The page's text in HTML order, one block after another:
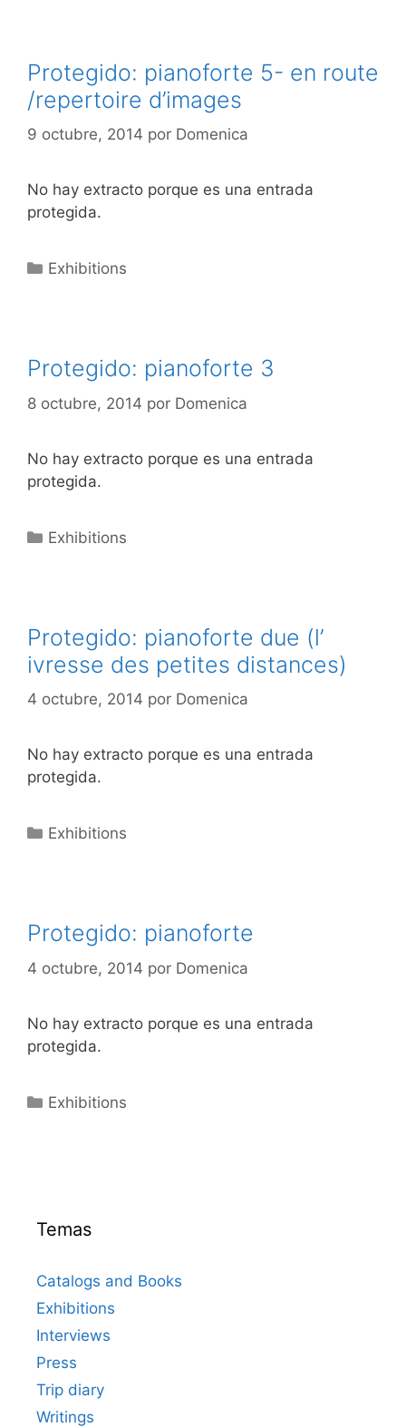
Protegido: pianoforte 5- en route
/repertoire d’images
9 octubre, 2014 por Domenica
No hay extracto porque es una entrada
protegida.
Categorías
Exhibitions
Protegido: pianoforte 3
8 octubre, 2014 por Domenica
No hay extracto porque es una entrada
protegida.
Categorías
Exhibitions
Protegido: pianoforte due (l’
ivresse des petites distances)
4 octubre, 2014 por Domenica
No hay extracto porque es una entrada
protegida.
Categorías
Exhibitions
Protegido: pianoforte
4 octubre, 2014 por Domenica
No hay extracto porque es una entrada
protegida.
Categorías
Exhibitions
Temas
Catalogs and Books
Exhibitions
Interviews
Press
Trip diary
Writings